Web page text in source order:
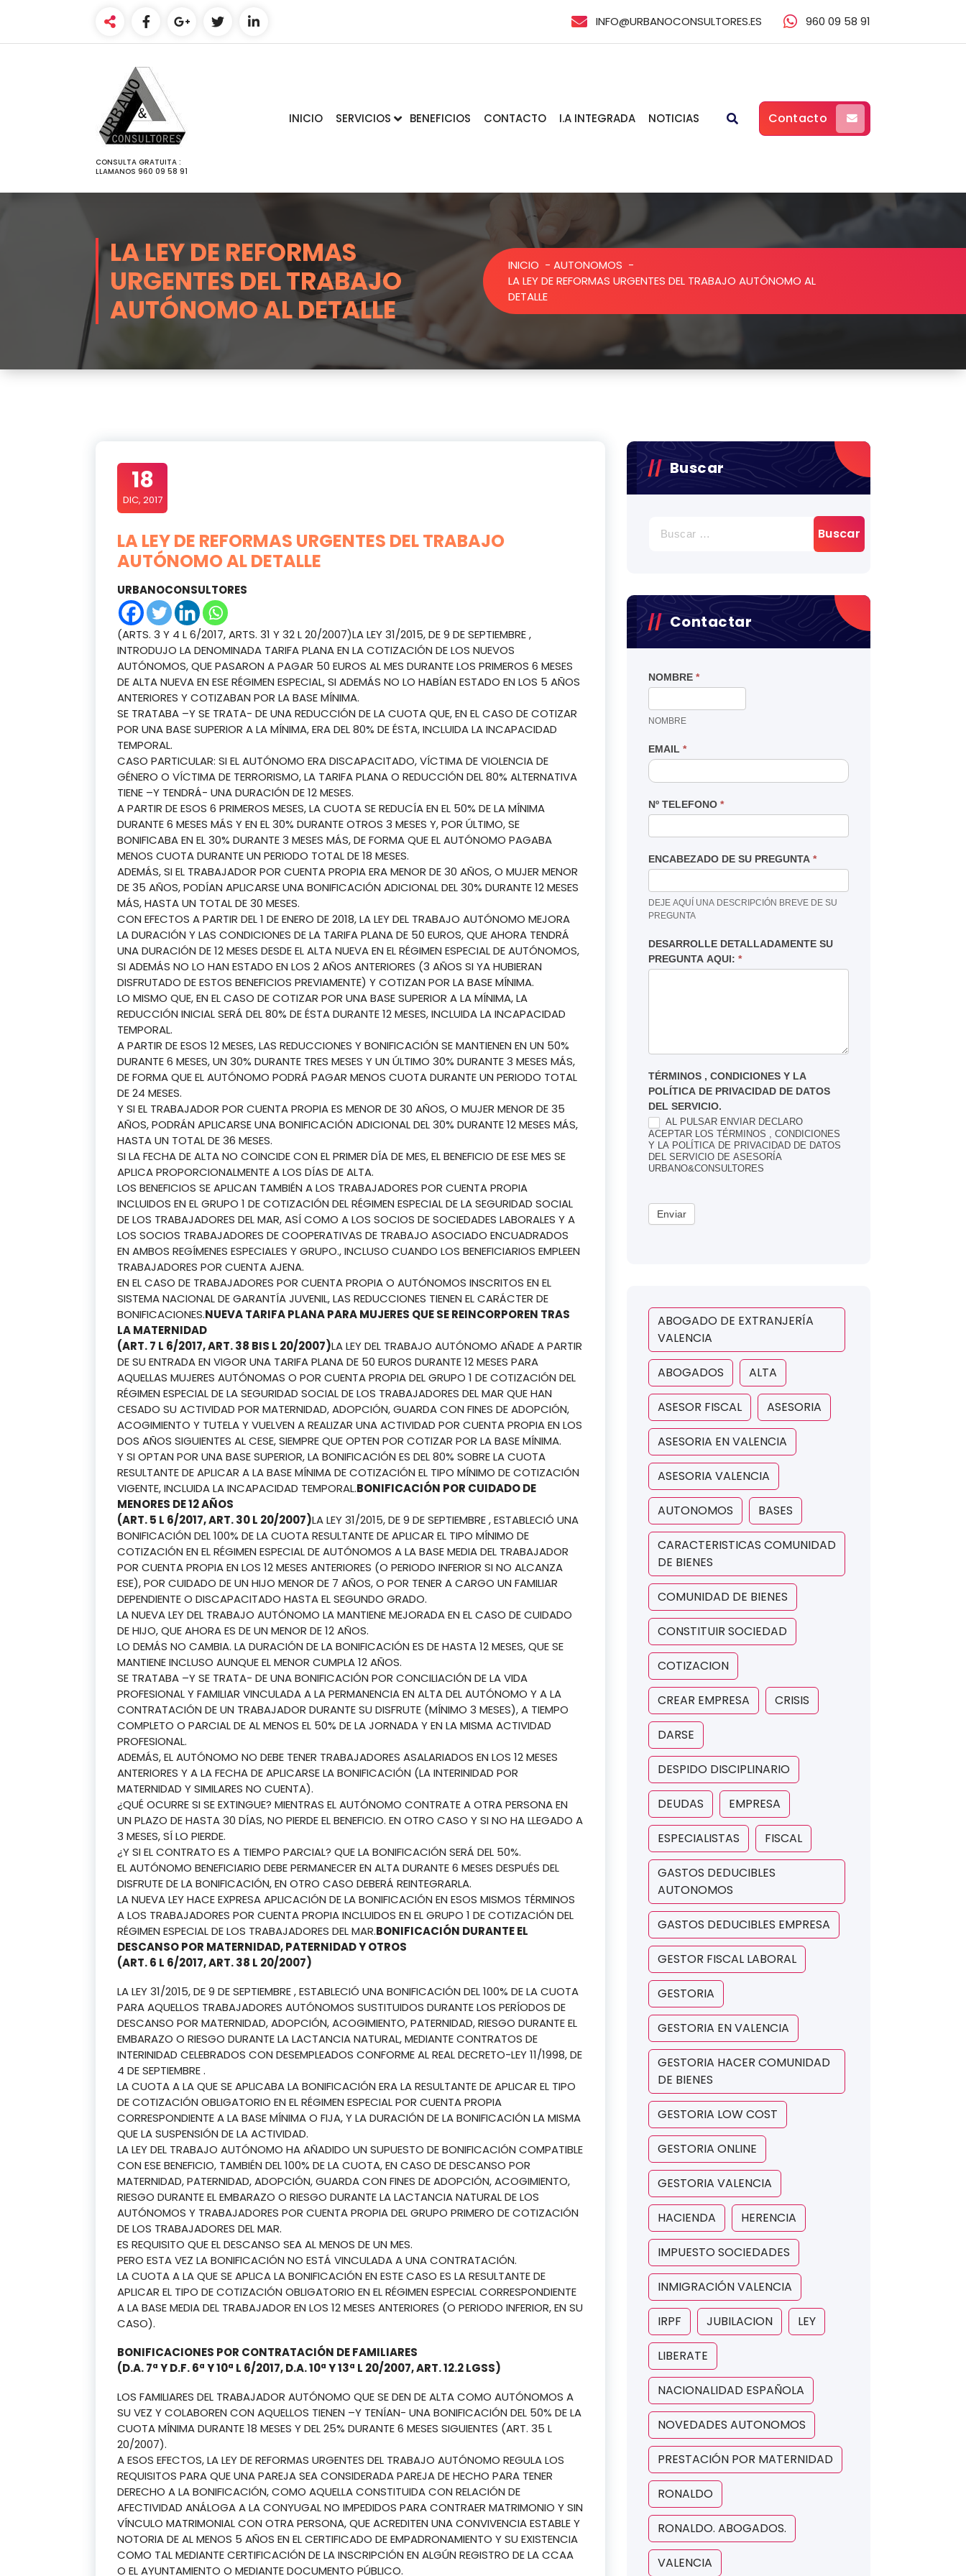
INFO@URBANOCONSULTORES.ES 960 09 58 91
CONSULTA GRATUITA :
LLAMANOS 960 09 58 91
INICIO SERVICIOS BENEFICIOS CONTACTO I.A INTEGRADA NOTICIAS Contacto
LA LEY DE REFORMAS
URGENTES DEL TRABAJO
AUTÓNOMO AL DETALLE
INICIO - AUTONOMOS -
LA LEY DE REFORMAS URGENTES DEL TRABAJO AUTÓNOMO AL
DETALLE
18
DIC, 2017
LA LEY DE REFORMAS URGENTES DEL TRABAJO
AUTÓNOMO AL DETALLE
URBANOCONSULTORES
(ARTS. 3 Y 4 L 6/2017, ARTS. 31 Y 32 L 20/2007)LA LEY 31/2015, DE 9 DE SEPTIEMBRE ,
INTRODUJO LA DENOMINADA TARIFA PLANA EN LA COTIZACIÓN DE LOS NUEVOS
AUTÓNOMOS, QUE PASARON A PAGAR 50 EUROS AL MES DURANTE LOS PRIMEROS 6 MESES
DE ALTA NUEVA EN ESE RÉGIMEN ESPECIAL, SI ADEMÁS NO LO HABÍAN ESTADO EN LOS 5 AÑOS
ANTERIORES Y COTIZABAN POR LA BASE MÍNIMA.
SE TRATABA –Y SE TRATA- DE UNA REDUCCIÓN DE LA CUOTA QUE, EN EL CASO DE COTIZAR
POR UNA BASE SUPERIOR A LA MÍNIMA, ERA DEL 80% DE ÉSTA, INCLUIDA LA INCAPACIDAD
TEMPORAL.
CASO PARTICULAR: SI EL AUTÓNOMO ERA DISCAPACITADO, VÍCTIMA DE VIOLENCIA DE
GÉNERO O VÍCTIMA DE TERRORISMO, LA TARIFA PLANA O REDUCCIÓN DEL 80% ALTERNATIVA
TIENE –Y TENDRÁ- UNA DURACIÓN DE 12 MESES.
A PARTIR DE ESOS 6 PRIMEROS MESES, LA CUOTA SE REDUCÍA EN EL 50% DE LA MÍNIMA
DURANTE 6 MESES MÁS Y EN EL 30% DURANTE OTROS 3 MESES Y, POR ÚLTIMO, SE
BONIFICABA EN EL 30% DURANTE 3 MESES MÁS, DE FORMA QUE EL AUTÓNOMO PAGABA
MENOS CUOTA DURANTE UN PERIODO TOTAL DE 18 MESES.
ADEMÁS, SI EL TRABAJADOR POR CUENTA PROPIA ERA MENOR DE 30 AÑOS, O MUJER MENOR
DE 35 AÑOS, PODÍAN APLICARSE UNA BONIFICACIÓN ADICIONAL DEL 30% DURANTE 12 MESES
MÁS, HASTA UN TOTAL DE 30 MESES.
CON EFECTOS A PARTIR DEL 1 DE ENERO DE 2018, LA LEY DEL TRABAJO AUTÓNOMO MEJORA
LA DURACIÓN Y LAS CONDICIONES DE LA TARIFA PLANA DE 50 EUROS, QUE AHORA TENDRÁ
UNA DURACIÓN DE 12 MESES DESDE EL ALTA NUEVA EN EL RÉGIMEN ESPECIAL DE AUTÓNOMOS,
SI ADEMÁS NO LO HAN ESTADO EN LOS 2 AÑOS ANTERIORES (3 AÑOS SI YA HUBIERAN
DISFRUTADO DE ESTOS BENEFICIOS PREVIAMENTE) Y COTIZAN POR LA BASE MÍNIMA.
LO MISMO QUE, EN EL CASO DE COTIZAR POR UNA BASE SUPERIOR A LA MÍNIMA, LA
REDUCCIÓN INICIAL SERÁ DEL 80% DE ÉSTA DURANTE 12 MESES, INCLUIDA LA INCAPACIDAD
TEMPORAL.
A PARTIR DE ESOS 12 MESES, LAS REDUCCIONES Y BONIFICACIÓN SE MANTIENEN EN UN 50%
DURANTE 6 MESES, UN 30% DURANTE TRES MESES Y UN ÚLTIMO 30% DURANTE 3 MESES MÁS,
DE FORMA QUE EL AUTÓNOMO PODRÁ PAGAR MENOS CUOTA DURANTE UN PERIODO TOTAL
DE 24 MESES.
Y SI EL TRABAJADOR POR CUENTA PROPIA ES MENOR DE 30 AÑOS, O MUJER MENOR DE 35
AÑOS, PODRÁN APLICARSE UNA BONIFICACIÓN ADICIONAL DEL 30% DURANTE 12 MESES MÁS,
HASTA UN TOTAL DE 36 MESES.
SI LA FECHA DE ALTA NO COINCIDE CON EL PRIMER DÍA DE MES, EL BENEFICIO DE ESE MES SE
APLICA PROPORCIONALMENTE A LOS DÍAS DE ALTA.
LOS BENEFICIOS SE APLICAN TAMBIÉN A LOS TRABAJADORES POR CUENTA PROPIA
INCLUIDOS EN EL GRUPO 1 DE COTIZACIÓN DEL RÉGIMEN ESPECIAL DE LA SEGURIDAD SOCIAL
DE LOS TRABAJADORES DEL MAR, ASÍ COMO A LOS SOCIOS DE SOCIEDADES LABORALES Y A
LOS SOCIOS TRABAJADORES DE COOPERATIVAS DE TRABAJO ASOCIADO ENCUADRADOS
EN AMBOS REGÍMENES ESPECIALES Y GRUPO., INCLUSO CUANDO LOS BENEFICIARIOS EMPLEEN
TRABAJADORES POR CUENTA AJENA.
EN EL CASO DE TRABAJADORES POR CUENTA PROPIA O AUTÓNOMOS INSCRITOS EN EL
SISTEMA NACIONAL DE GARANTÍA JUVENIL, LAS REDUCCIONES TIENEN EL CARÁCTER DE
BONIFICACIONES.NUEVA TARIFA PLANA PARA MUJERES QUE SE REINCORPOREN TRAS
LA MATERNIDAD
(ART. 7 L 6/2017, ART. 38 BIS L 20/2007)LA LEY DEL TRABAJO AUTÓNOMO AÑADE A PARTIR
DE SU ENTRADA EN VIGOR UNA TARIFA PLANA DE 50 EUROS DURANTE 12 MESES PARA
AQUELLAS MUJERES AUTÓNOMAS O POR CUENTA PROPIA DEL GRUPO 1 DE COTIZACIÓN DEL
RÉGIMEN ESPECIAL DE LA SEGURIDAD SOCIAL DE LOS TRABAJADORES DEL MAR QUE HAN
CESADO SU ACTIVIDAD POR MATERNIDAD, ADOPCIÓN, GUARDA CON FINES DE ADOPCIÓN,
ACOGIMIENTO Y TUTELA Y VUELVEN A REALIZAR UNA ACTIVIDAD POR CUENTA PROPIA EN LOS
DOS AÑOS SIGUIENTES AL CESE, SIEMPRE QUE OPTEN POR COTIZAR POR LA BASE MÍNIMA.
Y SI OPTAN POR UNA BASE SUPERIOR, LA BONIFICACIÓN ES DEL 80% SOBRE LA CUOTA
RESULTANTE DE APLICAR A LA BASE MÍNIMA DE COTIZACIÓN EL TIPO MÍNIMO DE COTIZACIÓN
VIGENTE, INCLUIDA LA INCAPACIDAD TEMPORAL.BONIFICACIÓN POR CUIDADO DE
MENORES DE 12 AÑOS
(ART. 5 L 6/2017, ART. 30 L 20/2007)LA LEY 31/2015, DE 9 DE SEPTIEMBRE , ESTABLECIÓ UNA
BONIFICACIÓN DEL 100% DE LA CUOTA RESULTANTE DE APLICAR EL TIPO MÍNIMO DE
COTIZACIÓN EN EL RÉGIMEN ESPECIAL DE AUTÓNOMOS A LA BASE MEDIA DEL TRABAJADOR
POR CUENTA PROPIA EN LOS 12 MESES ANTERIORES (O PERIODO INFERIOR SI NO ALCANZA
ESE), POR CUIDADO DE UN HIJO MENOR DE 7 AÑOS, O POR TENER A CARGO UN FAMILIAR
DEPENDIENTE O DISCAPACITADO HASTA EL SEGUNDO GRADO.
LA NUEVA LEY DEL TRABAJO AUTÓNOMO LA MANTIENE MEJORADA EN EL CASO DE CUIDADO
DE HIJO, QUE AHORA ES DE UN MENOR DE 12 AÑOS.
LO DEMÁS NO CAMBIA. LA DURACIÓN DE LA BONIFICACIÓN ES DE HASTA 12 MESES, QUE SE
MANTIENE INCLUSO AUNQUE EL MENOR CUMPLA 12 AÑOS.
SE TRATABA –Y SE TRATA- DE UNA BONIFICACIÓN POR CONCILIACIÓN DE LA VIDA
PROFESIONAL Y FAMILIAR VINCULADA A LA PERMANENCIA EN ALTA DEL AUTÓNOMO Y A LA
CONTRATACIÓN DE UN TRABAJADOR DURANTE SU DISFRUTE (MÍNIMO 3 MESES), A TIEMPO
COMPLETO O PARCIAL DE AL MENOS EL 50% DE LA JORNADA Y EN LA MISMA ACTIVIDAD
PROFESIONAL.
ADEMÁS, EL AUTÓNOMO NO DEBE TENER TRABAJADORES ASALARIADOS EN LOS 12 MESES
ANTERIORES Y A LA FECHA DE APLICARSE LA BONIFICACIÓN (LA INTERINIDAD POR
MATERNIDAD Y SIMILARES NO CUENTA).
¿QUÉ OCURRE SI SE EXTINGUE? MIENTRAS EL AUTÓNOMO CONTRATE A OTRA PERSONA EN
UN PLAZO DE HASTA 30 DÍAS, NO PIERDE EL BENEFICIO. EN OTRO CASO Y SI NO HA LLEGADO A
3 MESES, SÍ LO PIERDE.
¿Y SI EL CONTRATO ES A TIEMPO PARCIAL? QUE LA BONIFICACIÓN SERÁ DEL 50%.
EL AUTÓNOMO BENEFICIARIO DEBE PERMANECER EN ALTA DURANTE 6 MESES DESPUÉS DEL
DISFRUTE DE LA BONIFICACIÓN, EN OTRO CASO DEBERÁ REINTEGRARLA.
LA NUEVA LEY HACE EXPRESA APLICACIÓN DE LA BONIFICACIÓN EN ESOS MISMOS TÉRMINOS
A LOS TRABAJADORES POR CUENTA PROPIA INCLUIDOS EN EL GRUPO 1 DE COTIZACIÓN DEL
RÉGIMEN ESPECIAL DE LOS TRABAJADORES DEL MAR.BONIFICACIÓN DURANTE EL
DESCANSO POR MATERNIDAD, PATERNIDAD Y OTROS
(ART. 6 L 6/2017, ART. 38 L 20/2007)
LA LEY 31/2015, DE 9 DE SEPTIEMBRE , ESTABLECIÓ UNA BONIFICACIÓN DEL 100% DE LA CUOTA
PARA AQUELLOS TRABAJADORES AUTÓNOMOS SUSTITUIDOS DURANTE LOS PERÍODOS DE
DESCANSO POR MATERNIDAD, ADOPCIÓN, ACOGIMIENTO, PATERNIDAD, RIESGO DURANTE EL
EMBARAZO O RIESGO DURANTE LA LACTANCIA NATURAL, MEDIANTE CONTRATOS DE
INTERINIDAD CELEBRADOS CON DESEMPLEADOS CONFORME AL REAL DECRETO-LEY 11/1998, DE
4 DE SEPTIEMBRE .
LA CUOTA A LA QUE SE APLICABA LA BONIFICACIÓN ERA LA RESULTANTE DE APLICAR EL TIPO
DE COTIZACIÓN OBLIGATORIO EN EL RÉGIMEN ESPECIAL POR CUENTA PROPIA
CORRESPONDIENTE A LA BASE MÍNIMA O FIJA, Y LA DURACIÓN DE LA BONIFICACIÓN LA MISMA
QUE LA SUSPENSIÓN DE LA ACTIVIDAD.
LA LEY DEL TRABAJO AUTÓNOMO HA AÑADIDO UN SUPUESTO DE BONIFICACIÓN COMPATIBLE
CON ESE BENEFICIO, TAMBIÉN DEL 100% DE LA CUOTA, EN CASO DE DESCANSO POR
MATERNIDAD, PATERNIDAD, ADOPCIÓN, GUARDA CON FINES DE ADOPCIÓN, ACOGIMIENTO,
RIESGO DURANTE EL EMBARAZO O RIESGO DURANTE LA LACTANCIA NATURAL DE LOS
AUTÓNOMOS Y TRABAJADORES POR CUENTA PROPIA DEL GRUPO PRIMERO DE COTIZACIÓN
DE LOS TRABAJADORES DEL MAR.
ES REQUISITO QUE EL DESCANSO SEA AL MENOS DE UN MES.
PERO ESTA VEZ LA BONIFICACIÓN NO ESTÁ VINCULADA A UNA CONTRATACIÓN.
LA CUOTA A LA QUE SE APLICA LA BONIFICACIÓN EN ESTE CASO ES LA RESULTANTE DE
APLICAR EL TIPO DE COTIZACIÓN OBLIGATORIO EN EL RÉGIMEN ESPECIAL CORRESPONDIENTE
A LA BASE MEDIA DEL TRABAJADOR EN LOS 12 MESES ANTERIORES (O PERIODO INFERIOR, EN SU
CASO).
BONIFICACIONES POR CONTRATACIÓN DE FAMILIARES
(D.A. 7ª Y D.F. 6ª Y 10ª L 6/2017, D.A. 10ª Y 13ª L 20/2007, ART. 12.2 LGSS)
LOS FAMILIARES DEL TRABAJADOR AUTÓNOMO QUE SE DEN DE ALTA COMO AUTÓNOMOS A
SU VEZ Y COLABOREN CON AQUELLOS TIENEN –Y TENÍAN- UNA BONIFICACIÓN DEL 50% DE LA
CUOTA MÍNIMA DURANTE 18 MESES Y DEL 25% DURANTE 6 MESES SIGUIENTES (ART. 35 L
20/2007).
A ESOS EFECTOS, LA LEY DE REFORMAS URGENTES DEL TRABAJO AUTÓNOMO REGULA LOS
REQUISITOS PARA QUE UNA PAREJA SEA CONSIDERADA PAREJA DE HECHO PARA TENER
DERECHO A LA BONIFICACIÓN, COMO AQUELLA CONSTITUIDA CON RELACIÓN DE
AFECTIVIDAD ANÁLOGA A LA CONYUGAL NO IMPEDIDOS PARA CONTRAER MATRIMONIO Y SIN
VÍNCULO MATRIMONIAL CON OTRA PERSONA, QUE ACREDITEN UNA CONVIVENCIA ESTABLE Y
NOTORIA DE AL MENOS 5 AÑOS EN EL CERTIFICADO DE EMPADRONAMIENTO Y SU EXISTENCIA
COMO TAL MEDIANTE CERTIFICACIÓN DE LA INSCRIPCIÓN EN ALGÚN REGISTRO DE LA CCAA
O EL AYUNTAMIENTO O MEDIANTE DOCUMENTO PÚBLICO.
Buscar
Contactar
NOMBRE *
NOMBRE
EMAIL *
Nº TELEFONO *
ENCABEZADO DE SU PREGUNTA *
DEJE AQUÍ UNA DESCRIPCIÓN BREVE DE SU
PREGUNTA
DESARROLLE DETALLADAMENTE SU
PREGUNTA AQUI: *
TÉRMINOS , CONDICIONES Y LA
POLÍTICA DE PRIVACIDAD DE DATOS
DEL SERVICIO.
AL PULSAR ENVIAR DECLARO
ACEPTAR LOS TÉRMINOS , CONDICIONES
Y LA POLÍTICA DE PRIVACIDAD DE DATOS
DEL SERVICIO DE ASESORÍA
URBANO&CONSULTORES
Enviar
ABOGADO DE EXTRANJERÍA
VALENCIA
ABOGADOS ALTA
ASESOR FISCAL ASESORIA
ASESORIA EN VALENCIA
ASESORIA VALENCIA
AUTONOMOS BASES
CARACTERISTICAS COMUNIDAD
DE BIENES
COMUNIDAD DE BIENES
CONSTITUIR SOCIEDAD
COTIZACION
CREAR EMPRESA CRISIS
DARSE
DESPIDO DISCIPLINARIO
DEUDAS EMPRESA
ESPECIALISTAS FISCAL
GASTOS DEDUCIBLES
AUTONOMOS
GASTOS DEDUCIBLES EMPRESA
GESTOR FISCAL LABORAL
GESTORIA
GESTORIA EN VALENCIA
GESTORIA HACER COMUNIDAD
DE BIENES
GESTORIA LOW COST
GESTORIA ONLINE
GESTORIA VALENCIA
HACIENDA HERENCIA
IMPUESTO SOCIEDADES
INMIGRACIÓN VALENCIA
IRPF JUBILACION LEY
LIBERATE
NACIONALIDAD ESPAÑOLA
NOVEDADES AUTONOMOS
PRESTACIÓN POR MATERNIDAD
RONALDO
RONALDO. ABOGADOS.
VALENCIA